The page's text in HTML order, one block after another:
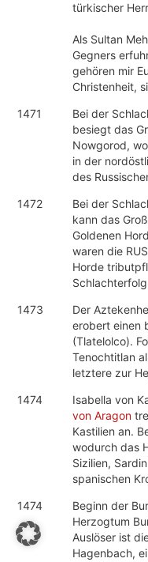
türkischer
Als Sultan
Gegners
gehören mir
Christenheit,
1471
Bei der
besiegt das
Nowgorod,
in der
des
1472
Bei der
kann das
Goldenen
waren die
Horde
1473
Der
erobert einen
(Tlatelolco).
Tenochtitlan
letztere zur
1474
Isabella von
von Aragon
Kastilien an.
wodurch das
Sizilien,
spanischen
1474
Beginn der
Herzogtum
Auslöser ist
Hagenbach,